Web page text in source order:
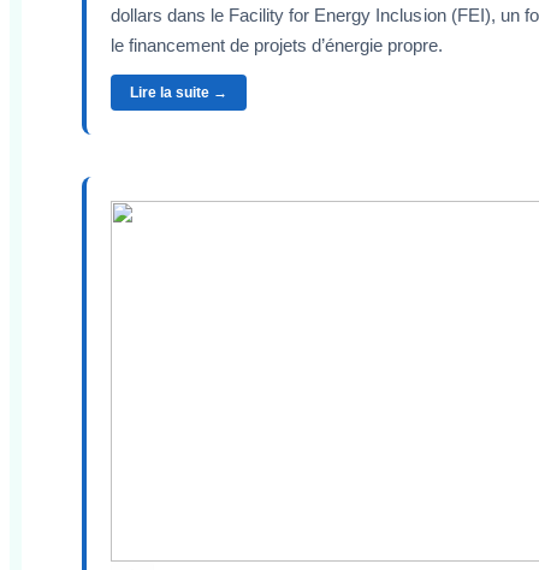
dollars dans le Facility for Energy Inclusion (FEI), un
le financement de projets d’énergie propre.
Lire la suite →